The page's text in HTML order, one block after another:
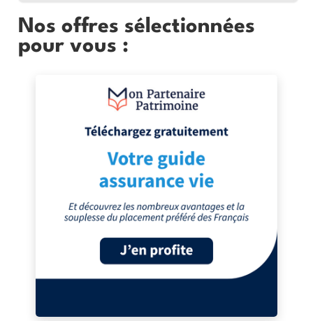
Nos offres sélectionnées
pour vous :